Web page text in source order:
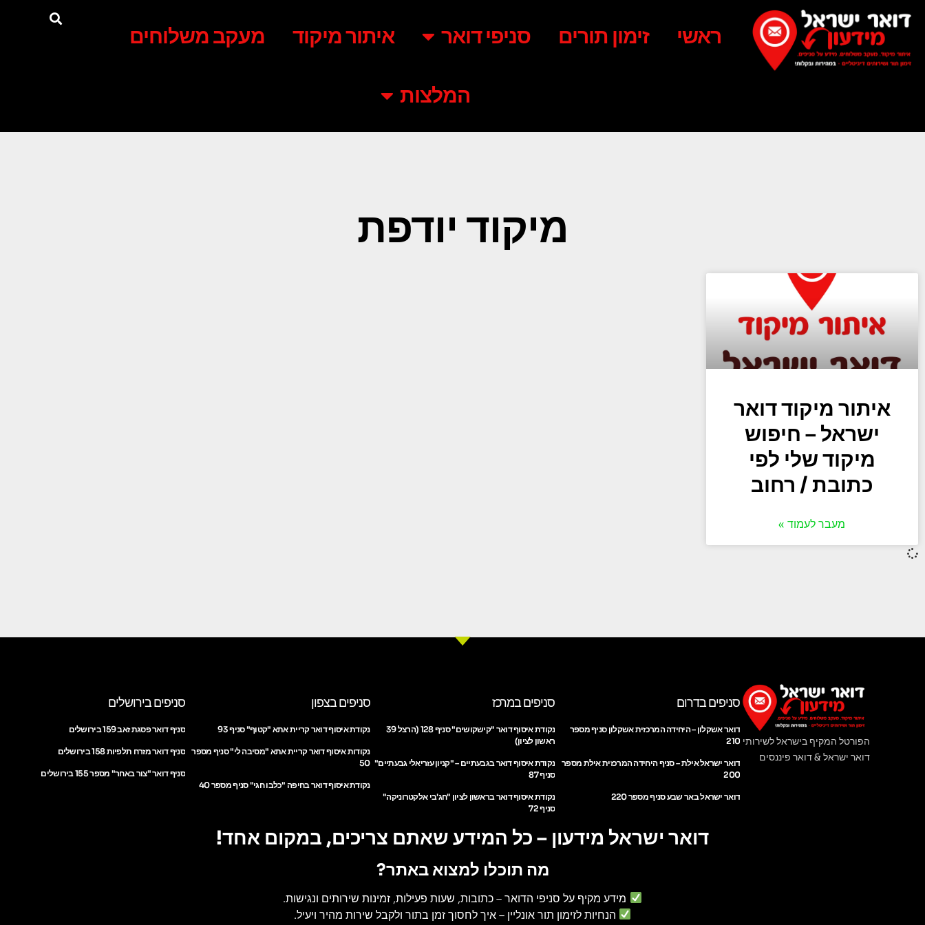
ראשי זימון תורים סניפי דואר איתור מיקוד מעקב משלוחים
המלצות
מיקוד יודפת
איתור מיקוד דואר
ישראל – חיפוש
מיקוד שלי לפי
כתובת / רחוב
מעבר לעמוד »
הפורטל המקיף בישראל לשירותי
דואר ישראל & דואר פיננסים
סניפים בדרום
דואר אשקלון – היחידה המרכזית אשקלון סניף מספר
210
דואר ישראל אילת – סניף היחידה המרכזית אילת מספר
200
דואר ישראל באר שבע סניף מספר 220
סניפים במרכז
נקודת איסוף דואר "קישקושים" סניף 128 (הרצל 39
ראשון לציון)
נקודת איסוף דואר בגבעתיים – "קניון עזריאלי גבעתיים"
סניף 87
נקודת איסוף דואר בראשון לציון "חג'בי אלקטרוניקה"
סניף 72
סניפים בצפון
נקודת איסוף דואר קריית אתא "קטוף" סניף 93
נקודות איסוף דואר קריית אתא "מסיבה לי" סניף מספר
50
נקודת איסוף דואר בחיפה "כלבו חגי" סניף מספר 40
סניפים בירושלים
סניף דואר פסגת זאב 159 בירושלים
סניף דואר מזרח תלפיות 158 בירושלים
סניף דואר "צור באחר" מספר 155 בירושלים
דואר ישראל מידעון – כל המידע שאתם צריכים, במקום אחד!
מה תוכלו למצוא באתר?
מידע מקיף על סניפי הדואר– כתובות, שעות פעילות, זמינות שירותים ונגישות.
הנחיות לזימון תור אונליין – איך לחסוך זמן בתור ולקבל שירות מהיר ויעיל.